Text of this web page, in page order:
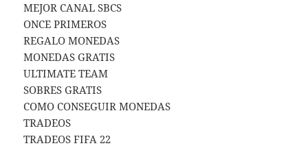
MEJOR CANAL SBCS
ONCE PRIMEROS
REGALO MONEDAS
MONEDAS GRATIS
ULTIMATE TEAM
SOBRES GRATIS
COMO CONSEGUIR MONEDAS
TRADEOS
TRADEOS FIFA 22